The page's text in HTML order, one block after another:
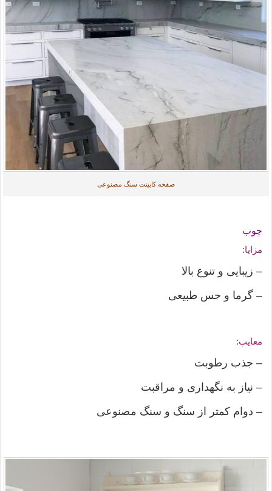
صفحه کابینت سنگ مصنوعی
چوب
مزایا:
– زیبایی و تنوع بالا
– گرما و حس طبیعی
معایب:
– جذب رطوبت
– نیاز به نگهداری و مراقبت
– دوام کمتر از سنگ و سنگ مصنوعی